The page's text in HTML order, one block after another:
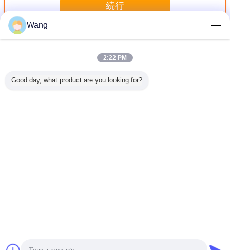
続行
多く積込み機の歯車ポンプ
Wang
2:22 PM
Good day, what product are you looking for?